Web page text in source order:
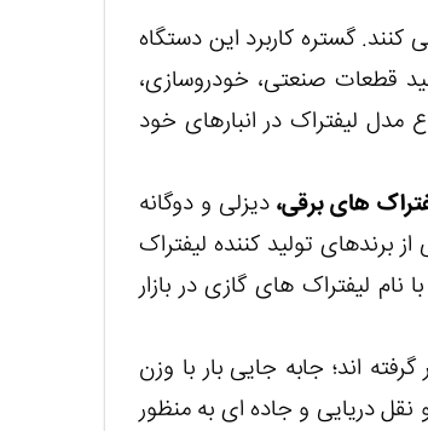
کنند. گستره کاربرد این دستگاه
قطعات صنعتی، خودروسازی،
مدل لیفتراک در انبارهای خود
های برقی،دیزلی و دوگانه
برندهای تولید کننده لیفتراک
نام لیفتراک های گازی در بازار
اند؛ جابه جایی بار با وزن
مانند حمل و نقل دریایی و جاده ای به منظور